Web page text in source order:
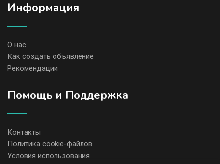
Информация
О нас
Как создать объявление
Рекомендации
Помощь и Поддержка
Контакты
Политика cookie-файлов
Условия использования